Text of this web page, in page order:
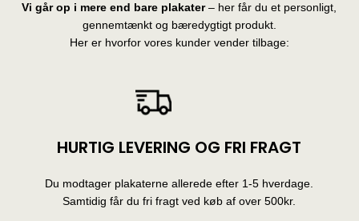
Vi går op i mere end bare plakater– her får du et personligt,
gennemtænkt og bæredygtigt produkt.
Her er hvorfor vores kunder vender tilbage:
HURTIG LEVERING OG FRI FRAGT
Du modtager plakaterne allerede efter 1-5 hverdage.
Samtidig får du fri fragt ved køb af over 500kr.